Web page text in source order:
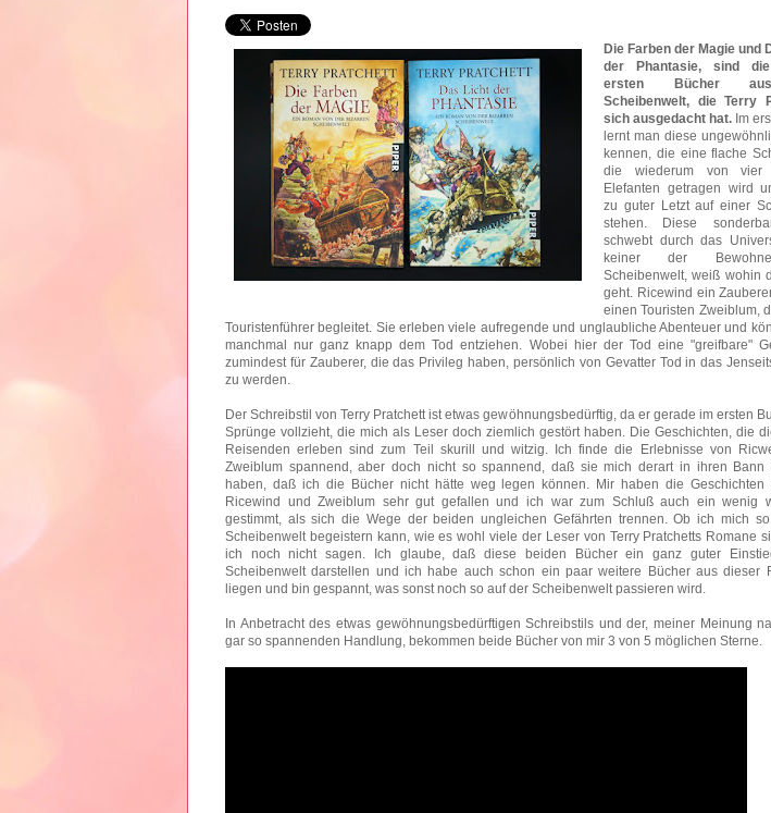
Die Farben der Magie und
der Phantasie, sind
ersten Bücher
Scheibenwelt, die Terry
sich ausgedacht hat. Im
lernt man diese
kennen, die eine flache
die wiederum von vier
Elefanten getragen wird
zu guter Letzt auf einer
stehen. Diese
schwebt durch das
keiner der
Scheibenwelt, weiß wohin
geht. Ricewind ein
einen Touristen Zweiblum,
Touristenführer begleitet. Sie erleben viele aufregende und unglaubliche Abenteuer und
manchmal nur ganz knapp dem Tod entziehen. Wobei hier der Tod eine "greifbare"
zumindest für Zauberer, die das Privileg haben, persönlich von Gevatter Tod in das
zu werden.
Der Schreibstil von Terry Pratchett ist etwas gewöhnungsbedürftig, da er gerade im ersten
Sprünge vollzieht, die mich als Leser doch ziemlich gestört haben. Die Geschichten, die
Reisenden erleben sind zum Teil skurill und witzig. Ich finde die Erlebnisse von
Zweiblum spannend, aber doch nicht so spannend, daß sie mich derart in ihren Bann
haben, daß ich die Bücher nicht hätte weg legen können. Mir haben die Geschichten
Ricewind und Zweiblum sehr gut gefallen und ich war zum Schluß auch ein wenig
gestimmt, als sich die Wege der beiden ungleichen Gefährten trennen. Ob ich mich
Scheibenwelt begeistern kann, wie es wohl viele der Leser von Terry Pratchetts Romane
ich noch nicht sagen. Ich glaube, daß diese beiden Bücher ein ganz guter
Scheibenwelt darstellen und ich habe auch schon ein paar weitere Bücher aus dieser
liegen und bin gespannt, was sonst noch so auf der Scheibenwelt passieren wird.
In Anbetracht des etwas gewöhnungsbedürftigen Schreibstils und der, meiner Meinung
gar so spannenden Handlung, bekommen beide Bücher von mir 3 von 5 möglichen Sterne.